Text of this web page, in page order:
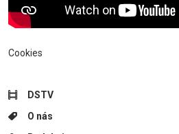
Cookies
DSTV
O nás